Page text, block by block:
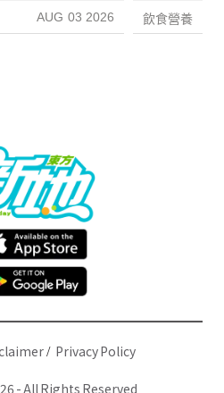
AUG 03 2026 飲食營養